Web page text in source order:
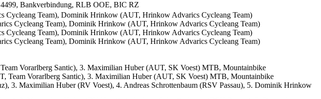
4499, Bankverbindung, RLB OOE, BIC RZ
Team), Dominik Hrinkow (AUT, Hrinkow Advarics Cycleang Team)
Team), Dominik Hrinkow (AUT, Hrinkow Advarics Cycleang Team)
Vorarlberg Santic), 3. Maximilian Huber (AUT, SK Voest) MTB, Mountainbike
3. Maximilian Huber (RV Voest), 4. Andreas Schrottenbaum (RSV Passau), 5. Dominik Hrinkow